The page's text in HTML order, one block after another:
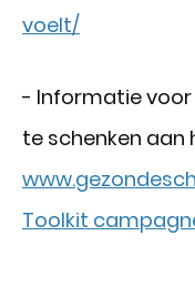
voelt/
- Informatie
te schenken aan
Toolkit campagne